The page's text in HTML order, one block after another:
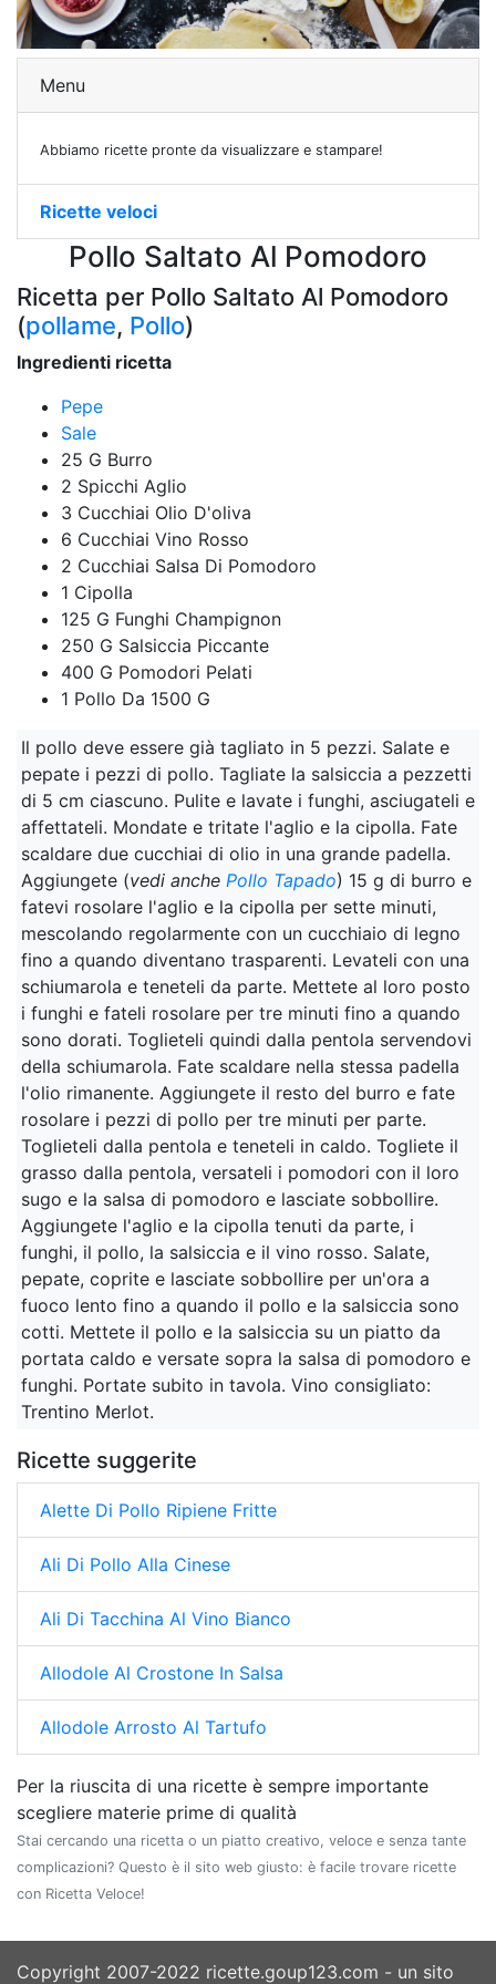
Menu
Abbiamo ricette pronte da visualizzare e stampare!
Ricette veloci
Pollo Saltato Al Pomodoro
Ricetta per Pollo Saltato Al Pomodoro
(pollame, Pollo)
Ingredienti ricetta
Pepe
Sale
25 G Burro
2 Spicchi Aglio
3 Cucchiai Olio D'oliva
6 Cucchiai Vino Rosso
2 Cucchiai Salsa Di Pomodoro
1 Cipolla
125 G Funghi Champignon
250 G Salsiccia Piccante
400 G Pomodori Pelati
1 Pollo Da 1500 G
Il pollo deve essere già tagliato in 5 pezzi. Salate e
pepate i pezzi di pollo. Tagliate la salsiccia a pezzetti
di 5 cm ciascuno. Pulite e lavate i funghi, asciugateli e
affettateli. Mondate e tritate l'aglio e la cipolla. Fate
scaldare due cucchiai di olio in una grande padella.
Aggiungete (vedi anche Pollo Tapado) 15 g di burro e
fatevi rosolare l'aglio e la cipolla per sette minuti,
mescolando regolarmente con un cucchiaio di legno
fino a quando diventano trasparenti. Levateli con una
schiumarola e teneteli da parte. Mettete al loro posto
i funghi e fateli rosolare per tre minuti fino a quando
sono dorati. Toglieteli quindi dalla pentola servendovi
della schiumarola. Fate scaldare nella stessa padella
l'olio rimanente. Aggiungete il resto del burro e fate
rosolare i pezzi di pollo per tre minuti per parte.
Toglieteli dalla pentola e teneteli in caldo. Togliete il
grasso dalla pentola, versateli i pomodori con il loro
sugo e la salsa di pomodoro e lasciate sobbollire.
Aggiungete l'aglio e la cipolla tenuti da parte, i
funghi, il pollo, la salsiccia e il vino rosso. Salate,
pepate, coprite e lasciate sobbollire per un'ora a
fuoco lento fino a quando il pollo e la salsiccia sono
cotti. Mettete il pollo e la salsiccia su un piatto da
portata caldo e versate sopra la salsa di pomodoro e
funghi. Portate subito in tavola. Vino consigliato:
Trentino Merlot.
Ricette suggerite
Alette Di Pollo Ripiene Fritte
Ali Di Pollo Alla Cinese
Ali Di Tacchina Al Vino Bianco
Allodole Al Crostone In Salsa
Allodole Arrosto Al Tartufo
Per la riuscita di una ricette è sempre importante
scegliere materie prime di qualità
Stai cercando una ricetta o un piatto creativo, veloce e senza tante
complicazioni? Questo è il sito web giusto: è facile trovare ricette
con Ricetta Veloce!
Copyright 2007-2022 ricette.goup123.com - un sito